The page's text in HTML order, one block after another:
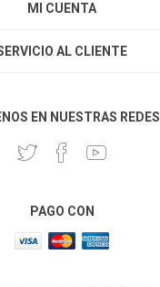
MI CUENTA
AL CLIENTE
EN NUESTRAS REDES
PAGO CON